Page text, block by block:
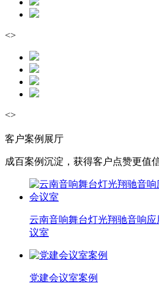
<>
<>
客户案例展厅
成百案例沉淀，获得客户点赞更值
云南音响舞台灯光翔驰音响
议室
党建会议室案例